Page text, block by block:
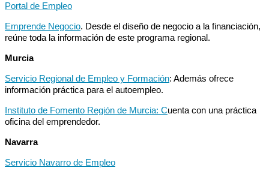
Portal de Empleo
Emprende Negocio. Desde el diseño de negocio a la financiación,
reúne toda la información de este programa regional.
Murcia
Servicio Regional de Empleo y Formación: Además ofrece
información práctica para el autoempleo.
Instituto de Fomento Región de Murcia: Cuenta con una práctica
oficina del emprendedor.
Navarra
Servicio Navarro de Empleo